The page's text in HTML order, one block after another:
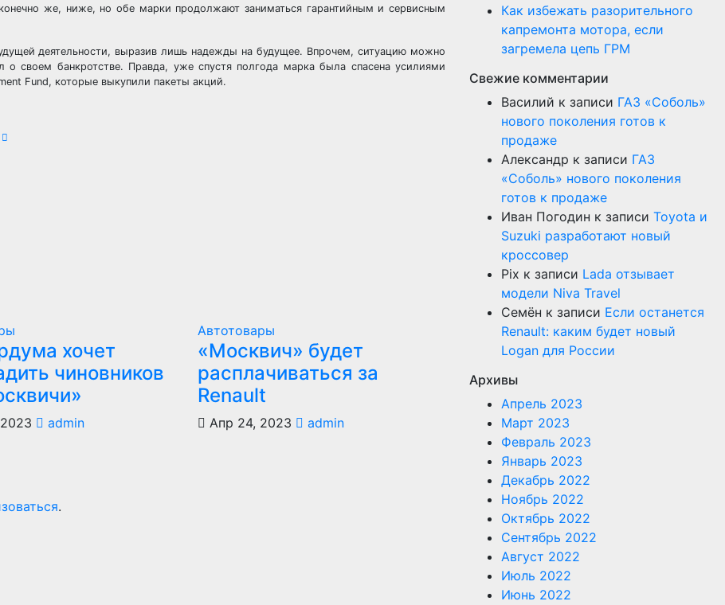
же, ниже, но обе марки продолжают заниматься гарантийным и сервисным
деятельности, выразив лишь надежды на будущее. Впрочем, ситуацию можно
своем банкротстве. Правда, уже спустя полгода марка была спасена усилиями
Fund, которые выкупили пакеты акций.
хочет
чиновников
admin
Автотовары
«Москвич» будет
расплачиваться за
Renault
Апр 24, 2023 admin
.
Как избежать разорительного
капремонта мотора, если
загремела цепь ГРМ
Свежие комментарии
Василий к записи ГАЗ «Соболь»
нового поколения готов к
продаже
Александр к записи ГАЗ
«Соболь» нового поколения
готов к продаже
Иван Погодин к записи Toyota и
Suzuki разработают новый
кроссовер
Pix к записи Lada отзывает
модели Niva Travel
Семён к записи Если останется
Renault: каким будет новый
Logan для России
Архивы
Апрель 2023
Март 2023
Февраль 2023
Январь 2023
Декабрь 2022
Ноябрь 2022
Октябрь 2022
Сентябрь 2022
Август 2022
Июль 2022
Июнь 2022